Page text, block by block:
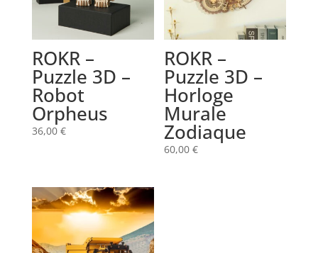
ROKR –
Puzzle 3D –
Robot
Orpheus
36,00 €
ROKR –
Puzzle 3D –
Horloge
Murale
Zodiaque
60,00€